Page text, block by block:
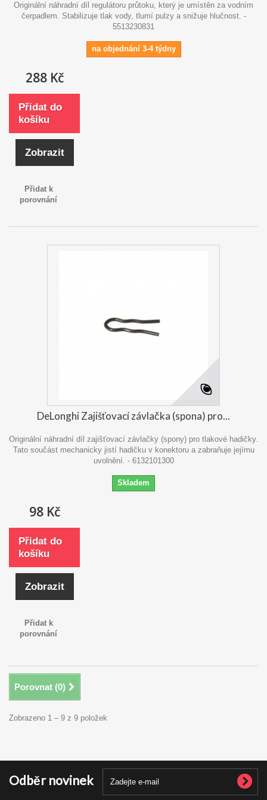
Originální náhradní díl regulátoru průtoku, který je umístěn za vodním
čerpadlem. Stabilizuje tlak vody, tlumí pulzy a snižuje hlučnost. -
5513230831
na objednání 3-4 týdny
288 Kč
Přidat do
košíku
Zobrazit
Přidat k
porovnání
DeLonghi Zajišťovací závlačka (spona) pro...
Originální náhradní díl zajišťovací závlačky (spony) pro tlakové hadičky.
Tato součást mechanicky jistí hadičku v konektoru a zabraňuje jejímu
uvolnění. - 6132101300
Skladem
98 Kč
Přidat do
košíku
Zobrazit
Přidat k
porovnání
Porovnat (0)
Zobrazeno 1 – 9 z 9 položek
Odběr novinek